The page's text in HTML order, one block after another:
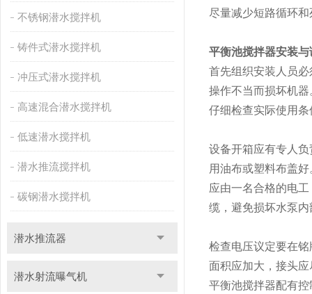
不锈钢潜水搅拌机
铸件式潜水搅拌机
冲压式潜水搅拌机
高速混合潜水搅拌机
低速潜水搅拌机
潜水推流搅拌机
碳钢潜水搅拌机
潜水推流器
潜水射流曝气机
尽量减少短路循环
平衡池搅拌器安装与
首先组织安装人员
操作不当而损坏机器
仔细检查实际使用
设备开箱应有专人
用油布或塑料布盖好
应由一名合格的电
缆，避免损坏水泵
检查电压议定要在
面积应加大，接头
平衡池搅拌器配有